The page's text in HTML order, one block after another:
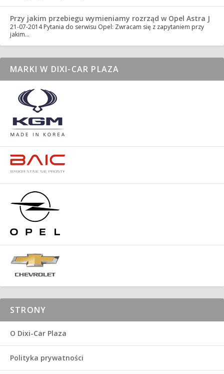
Przy jakim przebiegu wymieniamy rozrząd w Opel Astra J
21-07-2014 Pytania do serwisu Opel: Zwracam się z zapytaniem przy
jakim…
MARKI W DIXI-CAR PLAZA
STRONY
O Dixi-Car Plaza
Polityka prywatności